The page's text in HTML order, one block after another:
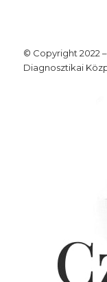
© Copyright 2022
Diagnosztikai